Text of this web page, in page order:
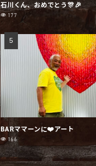
石川くん、おめでとう🎊🎉
177
BARママーンに❤️アート
166